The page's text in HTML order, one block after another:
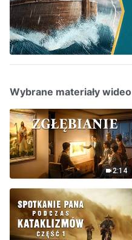
Wybrane materiały wideo
2:14